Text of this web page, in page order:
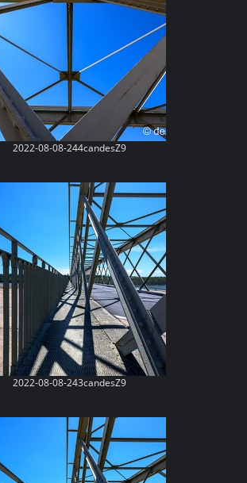
2022-08-08-244candesZ9
2022-08-08-243candesZ9